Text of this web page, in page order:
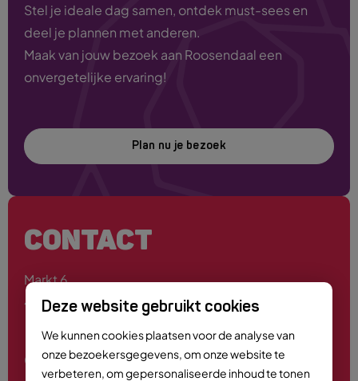
Deze website gebruikt cookies
We kunnen cookies plaatsen voor de analyse van
onze bezoekersgegevens, om onze website te
verbeteren, om gepersonaliseerde inhoud te tonen
Stel je ideale dag samen, ontdek must-sees en
deel je plannen met anderen.
Maak van jouw bezoek aan Roosendaal een
onvergetelijke ervaring!
Plan nu je bezoek
CONTACT
Markt 6
4701 PE Roosendaal
0165 - 55 44 00